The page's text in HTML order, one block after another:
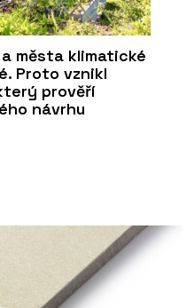
města klimatické
Proto vznikl
prověří
návrhu